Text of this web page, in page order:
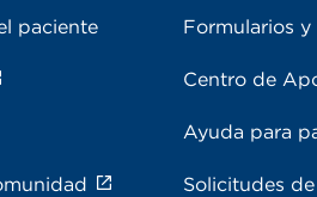
paciente Formularios
Centro de
Ayuda para
Solicitudes